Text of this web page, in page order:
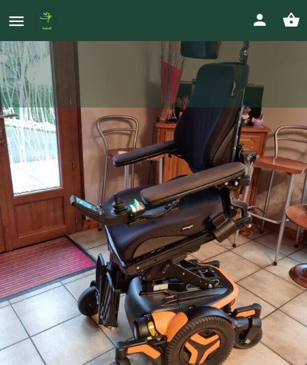
fauteuil FRE
Prix
3 000 0647866555
michel.buttigieg@orange.fr
Votre annonce
Appeler Envoyer un message Envoyer un
Gallerie